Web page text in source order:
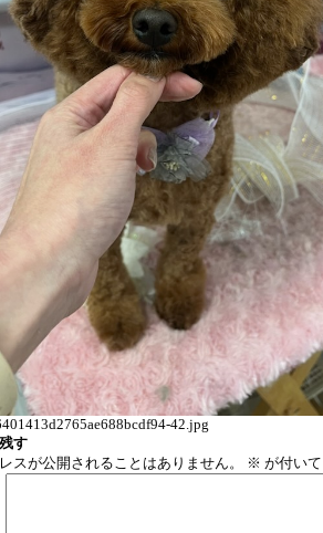
42.jpg
す
スが公開されることはありません。
※ が付い